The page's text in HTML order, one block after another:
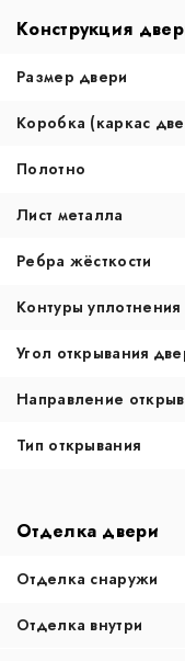
Конструкция
Размер двери
Коробка (каркас
Полотно
Лист металла
Ребра жёсткости
Контуры уплотнения
Угол открывания
Направление
Тип открывания
Отделка двери
Отделка снаружи
Отделка внутри